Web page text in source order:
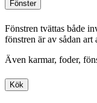
Fönster
Fönstren tvättas både
fönstren är av sådan art
Även karmar, foder,
Kök